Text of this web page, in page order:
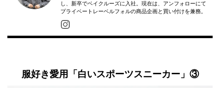
し、新卒でベイクルーズに入社。現在は、アンフォローにて
プライベートレーベルフォルの商品企画と買い付けを兼務。
服好き愛用「白いスポーツスニーカー」③